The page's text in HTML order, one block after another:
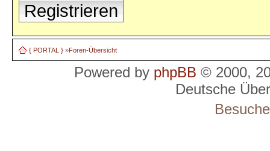
Registrieren
{ PORTAL } »Foren-Übersicht
Powered by phpBB © 2000,
Deutsche